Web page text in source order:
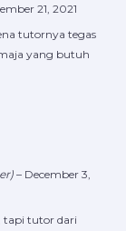
21, 2021
tutornya tegas
yang butuh
– December 3,
tapi tutor dari